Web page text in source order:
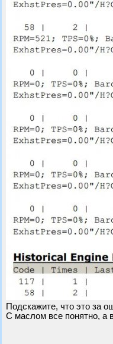
Подскажите, что это за
С маслом все понятно, а